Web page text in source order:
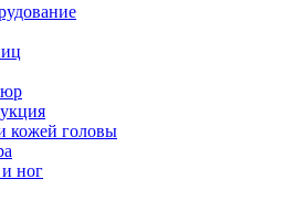
кожей головы
ног